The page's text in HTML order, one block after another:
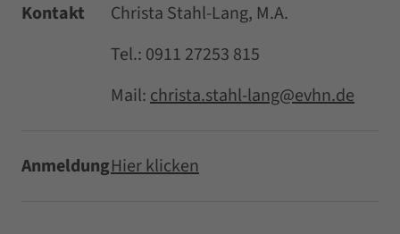
Kontakt
Christa Stahl-Lang, M.A.
Tel.: 0911 27253 815
Mail:christa.stahl-lang@evhn.de
AnmeldungHier klicken